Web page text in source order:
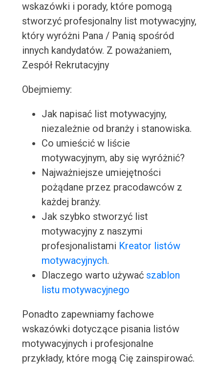
wskazówki i porady, które pomogą
stworzyć profesjonalny list motywacyjny,
który wyróżni Pana / Panią spośród
innych kandydatów. Z poważaniem,
Zespół Rekrutacyjny
Obejmiemy:
Jak napisać list motywacyjny,
niezależnie od branży i stanowiska.
Co umieścić w liście
motywacyjnym, aby się wyróżnić?
Najważniejsze umiejętności
pożądane przez pracodawców z
każdej branży.
Jak szybko stworzyć list
motywacyjny z naszymi
profesjonalistami Kreator listów
motywacyjnych.
Dlaczego warto używać szablon
listu motywacyjnego
Ponadto zapewniamy fachowe
wskazówki dotyczące pisania listów
motywacyjnych i profesjonalne
przykłady, które mogą Cię zainspirować.